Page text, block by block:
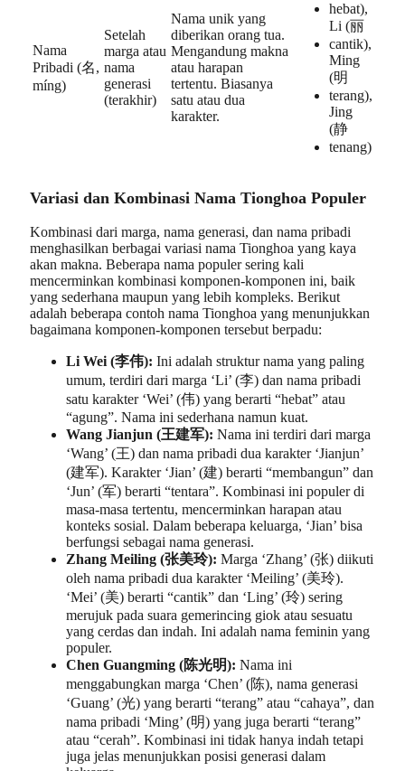
Nama
Pribadi (名,
míng)
Setelah
marga atau
nama
generasi
(terakhir)
Nama unik yang
diberikan orang tua.
Mengandung makna
atau harapan
tertentu. Biasanya
satu atau dua
karakter.
hebat),
Li (丽
cantik),
Ming
(明
terang),
Jing
(静
tenang)
Variasi dan Kombinasi Nama Tionghoa Populer
Kombinasi dari marga, nama generasi, dan nama pribadi
menghasilkan berbagai variasi nama Tionghoa yang kaya
akan makna. Beberapa nama populer sering kali
mencerminkan kombinasi komponen-komponen ini, baik
yang sederhana maupun yang lebih kompleks. Berikut
adalah beberapa contoh nama Tionghoa yang menunjukkan
bagaimana komponen-komponen tersebut berpadu:
Li Wei (李伟): Ini adalah struktur nama yang paling
umum, terdiri dari marga ‘Li’ (李) dan nama pribadi
satu karakter ‘Wei’ (伟) yang berarti “hebat” atau
“agung”. Nama ini sederhana namun kuat.
Wang Jianjun (王建军): Nama ini terdiri dari marga
‘Wang’ (王) dan nama pribadi dua karakter ‘Jianjun’
(建军). Karakter ‘Jian’ (建) berarti “membangun” dan
‘Jun’ (军) berarti “tentara”. Kombinasi ini populer di
masa-masa tertentu, mencerminkan harapan atau
konteks sosial. Dalam beberapa keluarga, ‘Jian’ bisa
berfungsi sebagai nama generasi.
Zhang Meiling (张美玲): Marga ‘Zhang’ (张) diikuti
oleh nama pribadi dua karakter ‘Meiling’ (美玲).
‘Mei’ (美) berarti “cantik” dan ‘Ling’ (玲) sering
merujuk pada suara gemerincing giok atau sesuatu
yang cerdas dan indah. Ini adalah nama feminin yang
populer.
Chen Guangming (陈光明): Nama ini
menggabungkan marga ‘Chen’ (陈), nama generasi
‘Guang’ (光) yang berarti “terang” atau “cahaya”, dan
nama pribadi ‘Ming’ (明) yang juga berarti “terang”
atau “cerah”. Kombinasi ini tidak hanya indah tetapi
juga jelas menunjukkan posisi generasi dalam